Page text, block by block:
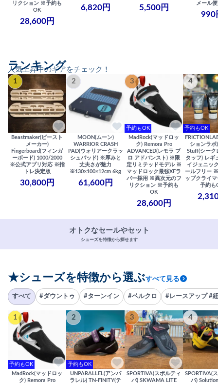
リクション ※予約も
OK
28,600円
6,820円 5,500円
メール
990
人気上昇中のギアをチェック！
ランキング
1
Beastmaker(ビースト
メーカー)
Fingerboard(フィンガ
ーボード) 1000/2000
※公式アプリ対応 ※指
トレ決定版
30,800円
2
MOON(ムーン)
WARRIOR CRASH
PAD(ウォリアークラッ
シュパッド) ※厚みと
丈夫さが魅力
※130×100×12cm 6kg
61,600円
3
予約もOK
MadRock(マッドロッ
ク) Remora Pro
ADVANCED(レモラ プ
ロ アドバンスト) ※限
定リミテッドモデル ※
マッドロック最強XFラ
バー採用 ※異次元のフ
リクション ※予約も
OK
28,600円
4
予約もOK
ションラボ
Stuff(シーク
タッフ) レギ
イジェニッ
ールフリー
ップクライ
予約も
オトクなセールやセット
シューズを特徴から探せます
★シューズを特徴から選ぶすべて見る
すべて #ダウントゥ #ターンイン #ベルクロ #レースアップ #
1
予約もOK
MadRock(マッドロッ
ク) Remora Pro
2
予約もOK
UNPARALLEL(アンパ
ラレル) TN-FINITY(テ
3
SPORTIVA(スポルティ
バ) SKWAMA LITE
4
SPORTIVA(
バ)